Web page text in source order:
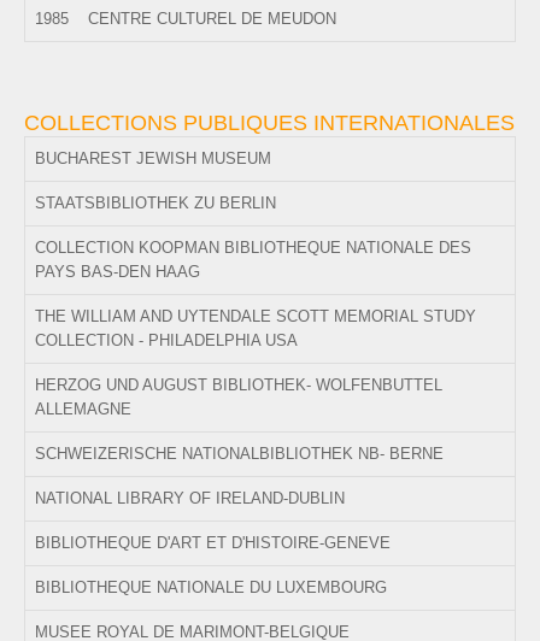
1985 CENTRE CULTUREL DE MEUDON
COLLECTIONS PUBLIQUES INTERNATIONALES
BUCHAREST JEWISH MUSEUM
STAATSBIBLIOTHEK ZU BERLIN
COLLECTION KOOPMAN BIBLIOTHEQUE NATIONALE DES
PAYS BAS-DEN HAAG
THE WILLIAM AND UYTENDALE SCOTT MEMORIAL STUDY
COLLECTION - PHILADELPHIA USA
HERZOG UND AUGUST BIBLIOTHEK- WOLFENBUTTEL
ALLEMAGNE
SCHWEIZERISCHE NATIONALBIBLIOTHEK NB- BERNE
NATIONAL LIBRARY OF IRELAND-DUBLIN
BIBLIOTHEQUE D'ART ET D'HISTOIRE-GENEVE
BIBLIOTHEQUE NATIONALE DU LUXEMBOURG
MUSEE ROYAL DE MARIMONT-BELGIQUE